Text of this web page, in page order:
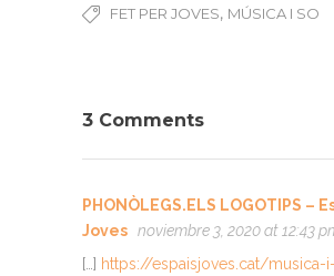
FET PER JOVES, MÚSICA I SO
3 Comments
PHONÒLEGS.ELS LOGOTIPS –
Joves noviembre 3, 2020 at 12:43
[…] https://espaisjoves.cat/musica-i-